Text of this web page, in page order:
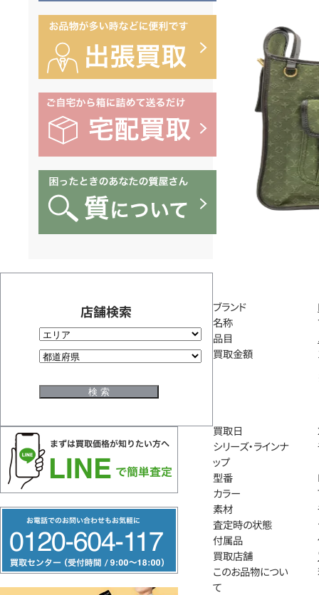
店舗検索
リ
ー
ブランド
名称
品目
買取金額
買取日
シリーズ・ラインナ
ップ
型番
カラー
素材
査定時の状態
付属品
買取店舗
このお品物につい
て